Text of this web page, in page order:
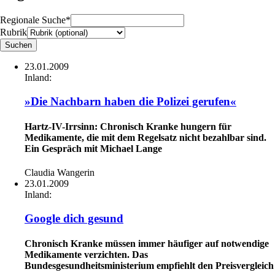
Regionale Suche*
Rubrik
23.01.2009
Inland:
»Die Nachbarn haben die Polizei gerufen«
Hartz-IV-Irrsinn: Chronisch Kranke hungern für
Medikamente, die mit dem Regelsatz nicht bezahlbar sind.
Ein Gespräch mit Michael Lange
Claudia Wangerin
23.01.2009
Inland:
Google dich gesund
Chronisch Kranke müssen immer häufiger auf notwendige
Medikamente verzichten. Das
Bundesgesundheitsministerium empfiehlt den Preisvergleich